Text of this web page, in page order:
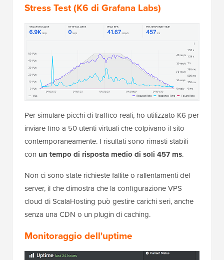
Stress Test (K6 di Grafana Labs)
Per simulare picchi di traffico reali, ho utilizzato K6 per
inviare fino a 50 utenti virtuali che colpivano il sito
contemporaneamente. I risultati sono rimasti stabili
con un tempo di risposta medio di soli 457 ms.
Non ci sono state richieste fallite o rallentamenti del
server, il che dimostra che la configurazione VPS
cloud di ScalaHosting può gestire carichi seri, anche
senza una CDN o un plugin di caching.
Monitoraggio dell'uptime